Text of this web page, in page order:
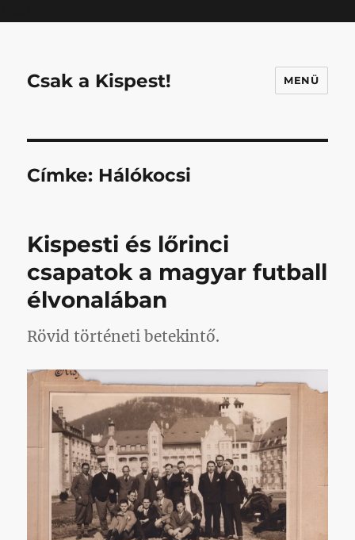
Csak a Kispest! MENÜ
Címke: Hálókocsi
Kispesti és lőrinci
csapatok a magyar futball
élvonalában
Rövid történeti betekintő.